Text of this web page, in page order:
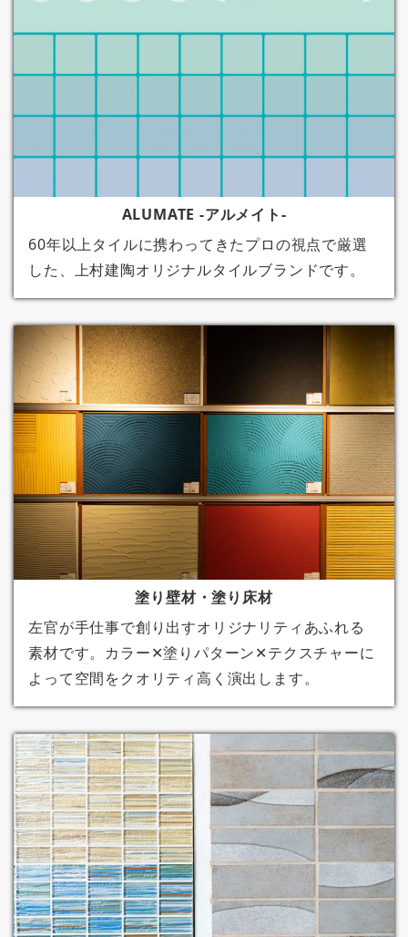
ALUMATE -アルメイト-
60年以上タイルに携わってきたプロの視点で厳選
した、上村建陶オリジナルタイルブランドです。
塗り壁材・塗り床材
左官が手仕事で創り出すオリジナリティあふれる
素材です。カラー✕塗りパターン✕テクスチャーに
よって空間をクオリティ高く演出します。